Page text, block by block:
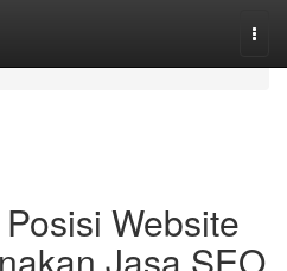
Website